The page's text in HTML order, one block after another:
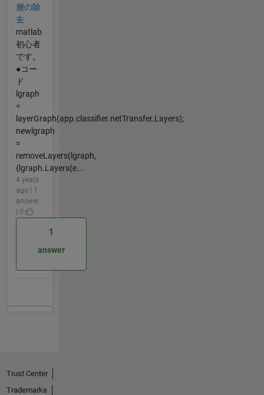
層の除
去
matlab
初心者
です。
●コー
ド
lgraph
=
layerGraph(app.classifier.netTransfer.Layers);
newlgraph
=
removeLayers(lgraph,
{lgraph.Layers(e...
4 years
ago | 1
answer
| 0
1
answer
Trust Center
Trademarks